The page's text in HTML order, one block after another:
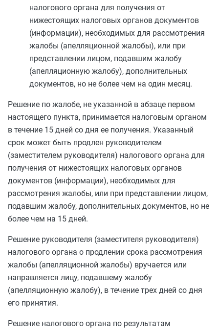
налогового органа для получения от
нижестоящих налоговых органов документов
(информации), необходимых для рассмотрения
жалобы (апелляционной жалобы), или при
представлении лицом, подавшим жалобу
(апелляционную жалобу), дополнительных
документов, но не более чем на один месяц.
Решение по жалобе, не указанной в абзаце первом
настоящего пункта, принимается налоговым органом
в течение 15 дней со дня ее получения. Указанный
срок может быть продлен руководителем
(заместителем руководителя) налогового органа для
получения от нижестоящих налоговых органов
документов (информации), необходимых для
рассмотрения жалобы, или при представлении лицом,
подавшим жалобу, дополнительных документов, но не
более чем на 15 дней.
Решение руководителя (заместителя руководителя)
налогового органа о продлении срока рассмотрения
жалобы (апелляционной жалобы) вручается или
направляется лицу, подавшему жалобу
(апелляционную жалобу), в течение трех дней со дня
его принятия.
Решение налогового органа по результатам